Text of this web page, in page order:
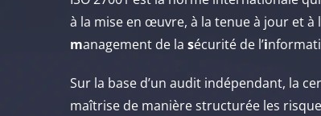
à la mise en œuvre, à la tenue à jour et à
management de la sécurité de l’i
Sur la base d’un audit indépendant, la
maîtrise de manière structurée les